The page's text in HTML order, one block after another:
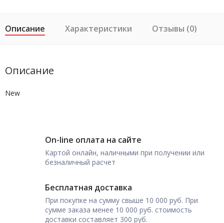
Описание Характеристики Отзывы (0)
Описание
New
On-line оплата на сайте
Картой онлайн, наличными при получении или
безналичный расчет
Бесплатная доставка
При покупке на сумму свыше 10 000 руб. При
сумме заказа менее 10 000 руб. стоимость
доставки составляет 300 руб.